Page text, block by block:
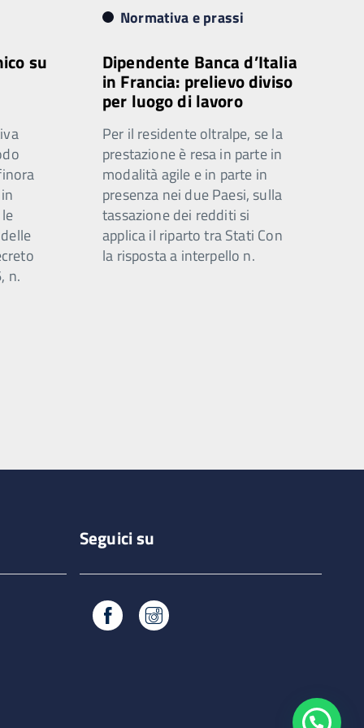
su
n.
Normativa e prassi
Dipendente Banca d’Italia
in Francia: prelievo diviso
per luogo di lavoro
Per il residente oltralpe, se la
prestazione è resa in parte in
modalità agile e in parte in
presenza nei due Paesi, sulla
tassazione dei redditi si
applica il riparto tra Stati Con
la risposta a interpello n.
Seguici su
Facebook